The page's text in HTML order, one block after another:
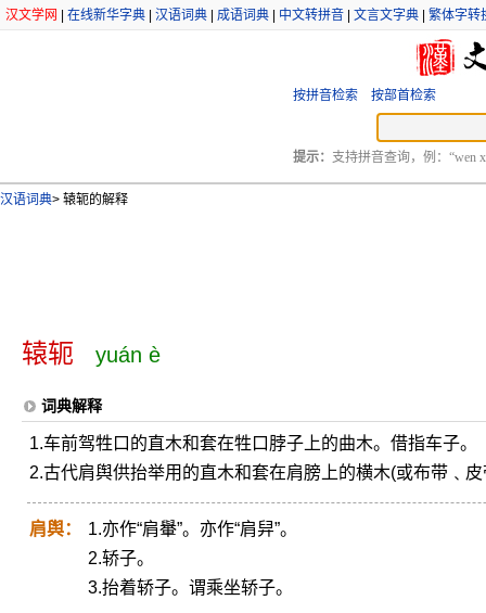
汉文学网 在线新华字典 汉语词典 成语词典 中文转拼音 文言文字典 繁体字转
按拼音检索 按部首检索
提示： 支持拼音查询，例：“wen
汉语词典> 辕轭的解释
辕轭 yuán è
词典解释
1.车前驾牲口的直木和套在牲口脖子上的曲木。借指车子。
2.古代肩舆供抬举用的直木和套在肩膀上的横木(或布带﹑
肩舆：
1.亦作“肩轝”。亦作“肩舁”。
2.轿子。
3.抬着轿子。谓乘坐轿子。